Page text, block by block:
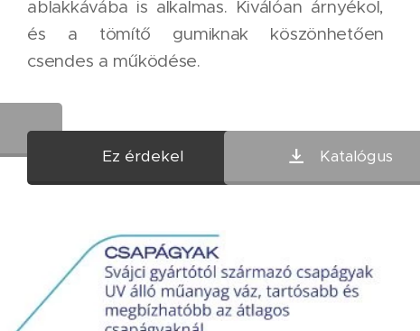
ablakkávába is alkalmas. Kiválóan árnyékol,
és a tömítő gumiknak köszönhetően
csendes a működése.
Ez érdekel Katalógus